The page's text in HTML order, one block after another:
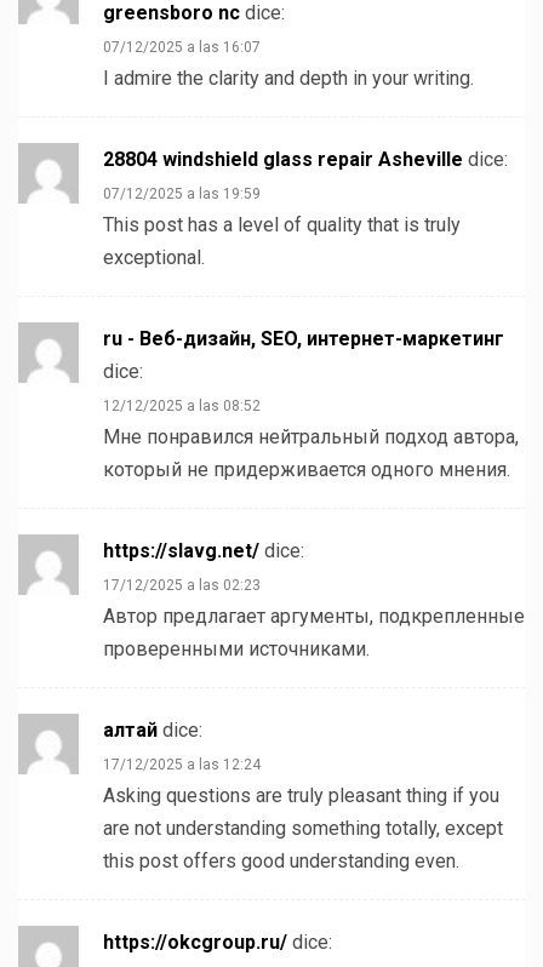
greensboro nc dice:
07/12/2025 a las 16:07
I admire the clarity and depth in your writing.
28804 windshield glass repair Asheville dice:
07/12/2025 a las 19:59
This post has a level of quality that is truly
exceptional.
ru - Веб-дизайн, SEO, интернет-маркетинг
dice:
12/12/2025 a las 08:52
Мне понравился нейтральный подход автора,
который не придерживается одного мнения.
https://slavg.net/ dice:
17/12/2025 a las 02:23
Автор предлагает аргументы, подкрепленные
проверенными источниками.
алтай dice:
17/12/2025 a las 12:24
Asking questions are truly pleasant thing if you
are not understanding something totally, except
this post offers good understanding even.
https://okcgroup.ru/ dice: